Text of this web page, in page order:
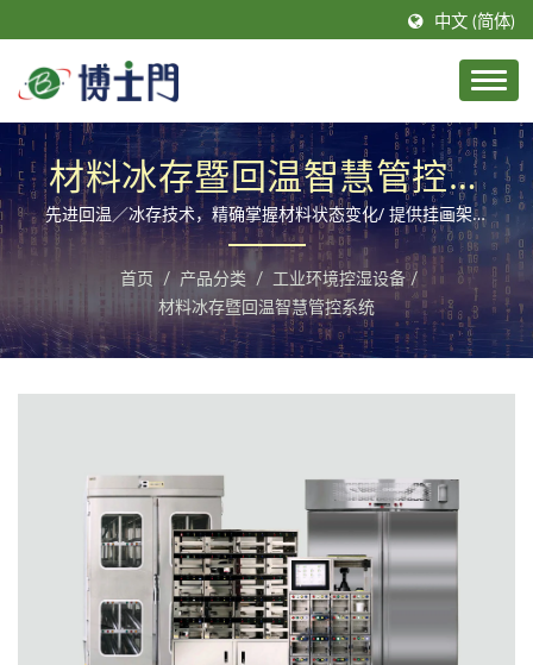
中文 (简体)
材料冰存暨回温智慧管控系
统
先进回温／冰存技术，精确掌握材料状态变化/ 提供挂画架、
展示柜、环境控湿设备的整合解决方案。
首页 / 产品分类 / 工业环境控湿设备 /
材料冰存暨回温智慧管控系统